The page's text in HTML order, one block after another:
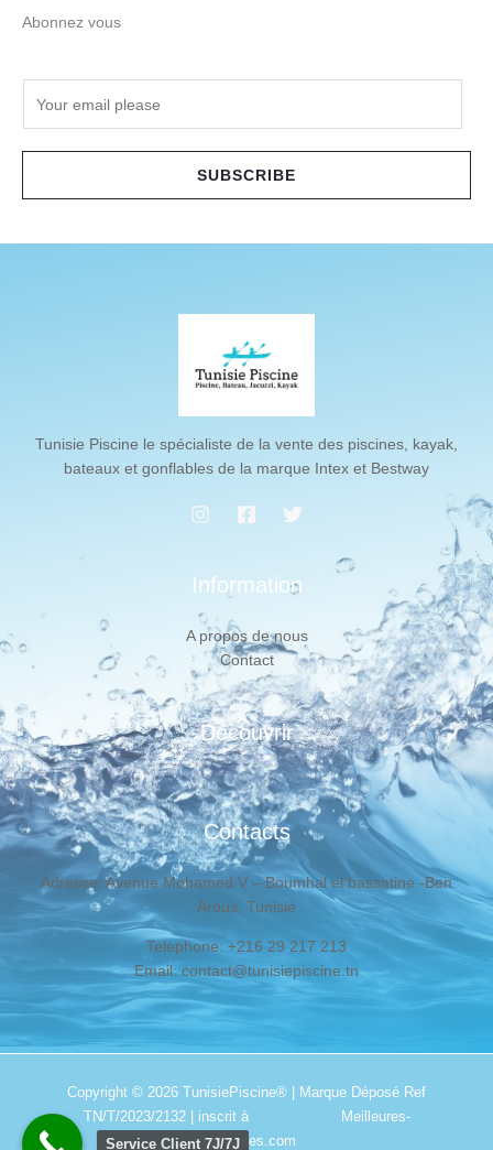
Abonnez vous
SUBSCRIBE
Tunisie Piscine le spécialiste de la vente des piscines, kayak,
bateaux et gonflables de la marque Intex et Bestway
Information
A propos de nous
Contact
Découvrir
Contacts
Adresse: Avenue Mohamed V – Boumhal el bassatine -Ben
Arous, Tunisie
Telephone: +216 29 217 213
Email: contact@tunisiepiscine.tn
Copyright © 2026 TunisiePiscine® | Marque Déposé Ref
TN/T/2023/2132 | inscrit à
Meilleures-
addresses.com
Service Client 7J/7J